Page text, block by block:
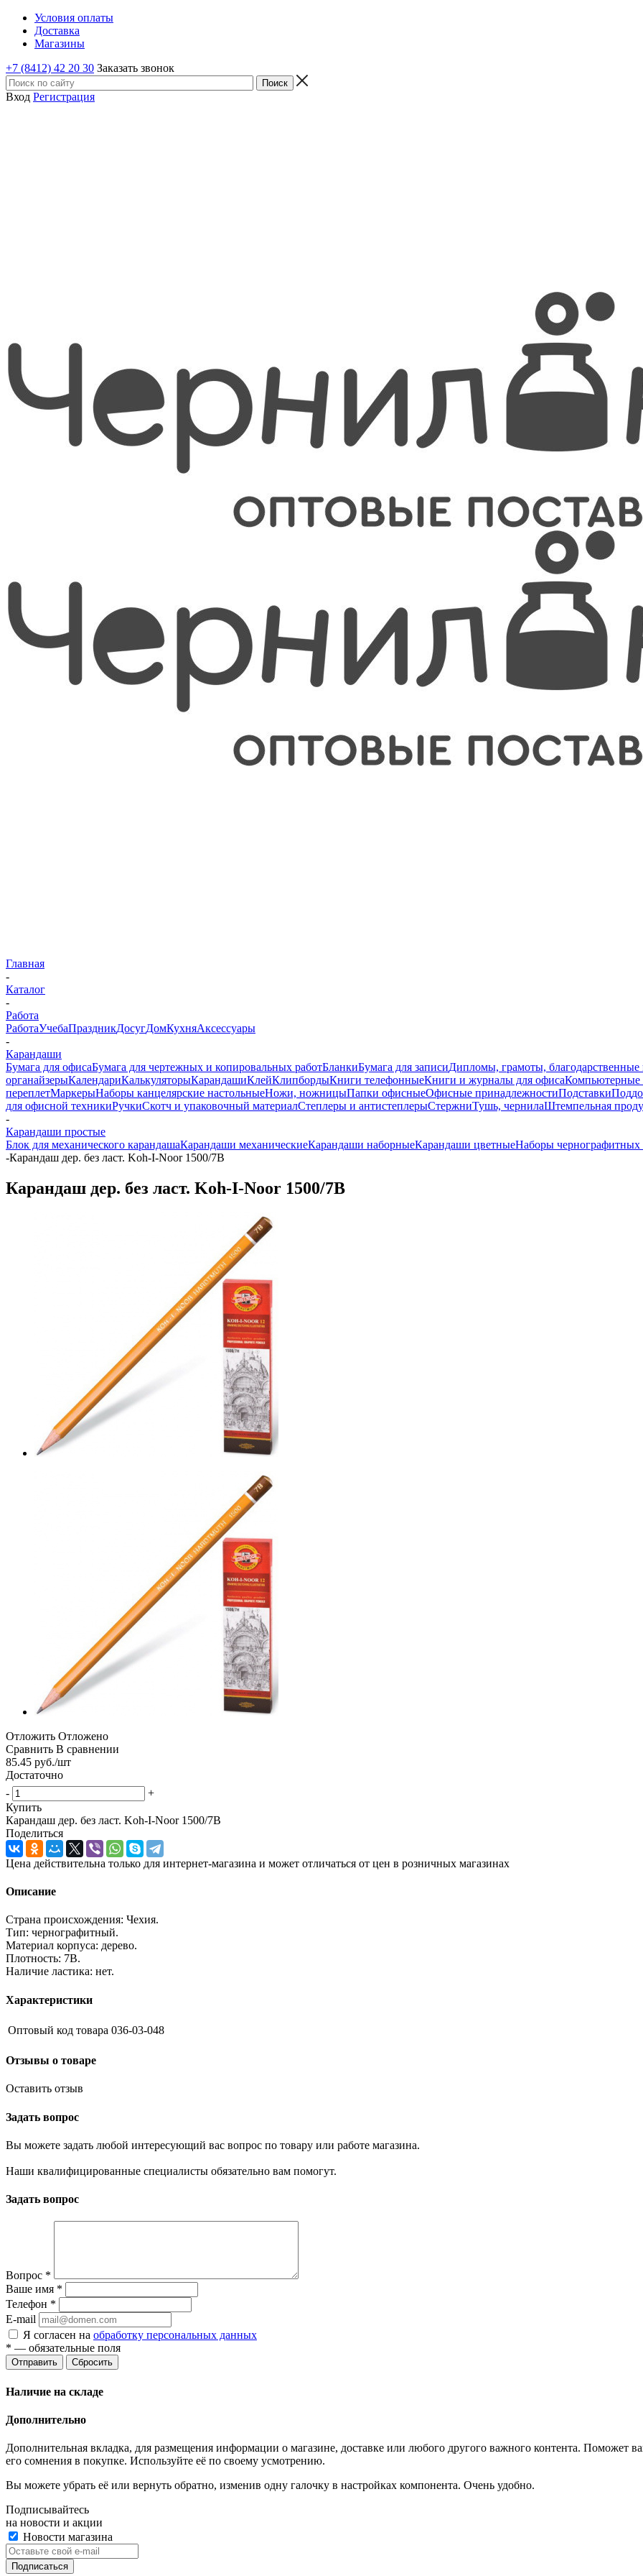
Условия оплаты
Доставка
Магазины
+7 (8412) 42 20 30 Заказать звонок
Вход Регистрация
Главная
-
Каталог
-
Работа
РаботаУчебаПраздникДосугДомКухняАксессуары
-
Карандаши
Бумага для офисаБумага для чертежных и копировальных работБланкиБумага для записиДипломы, грамоты, благодарственные
органайзерыКалендариКалькуляторыКарандашиКлейКлипбордыКниги телефонныеКниги и журналы для офисаКомпьютерные
переплетМаркерыНаборы канцелярские настольныеНожи, ножницыПапки офисныеОфисные принадлежностиПодставки
для офисной техникиРучкиСкотч и упаковочный материалСтеплеры и антистеплерыСтержниТушь, чернилаШтемпельная
-
Карандаши простые
Блок для механического карандашаКарандаши механическиеКарандаши наборныеКарандаши цветныеНаборы чернографитных
-Карандаш дер. без ласт. Koh-I-Noor 1500/7В
Карандаш дер. без ласт. Koh-I-Noor 1500/7В
Отложить Отложено
Сравнить В сравнении
85.45 руб./шт
Достаточно
-
+
Купить
Карандаш дер. без ласт. Koh-I-Noor 1500/7В
Поделиться
Цена действительна только для интернет-магазина и может отличаться от цен в розничных магазинах
Описание
Страна происхождения: Чехия.
Тип: чернографитный.
Материал корпуса: дерево.
Плотность: 7В.
Наличие ластика: нет.
Характеристики
Оптовый код товара 036-03-048
Отзывы о товаре
Оставить отзыв
Задать вопрос
Вы можете задать любой интересующий вас вопрос по товару или работе магазина.
Наши квалифицированные специалисты обязательно вам помогут.
Задать вопрос
Вопрос *
Ваше имя *
Телефон *
E-mail
Я согласен на обработку персональных данных
* — обязательные поля
Отправить Сбросить
Наличие на складе
Дополнительно
Дополнительная вкладка, для размещения информации о магазине, доставке или любого другого важного контента. Поможет
его сомнения в покупке. Используйте её по своему усмотрению.
Вы можете убрать её или вернуть обратно, изменив одну галочку в настройках компонента. Очень удобно.
Подписывайтесь
на новости и акции
Новости магазина